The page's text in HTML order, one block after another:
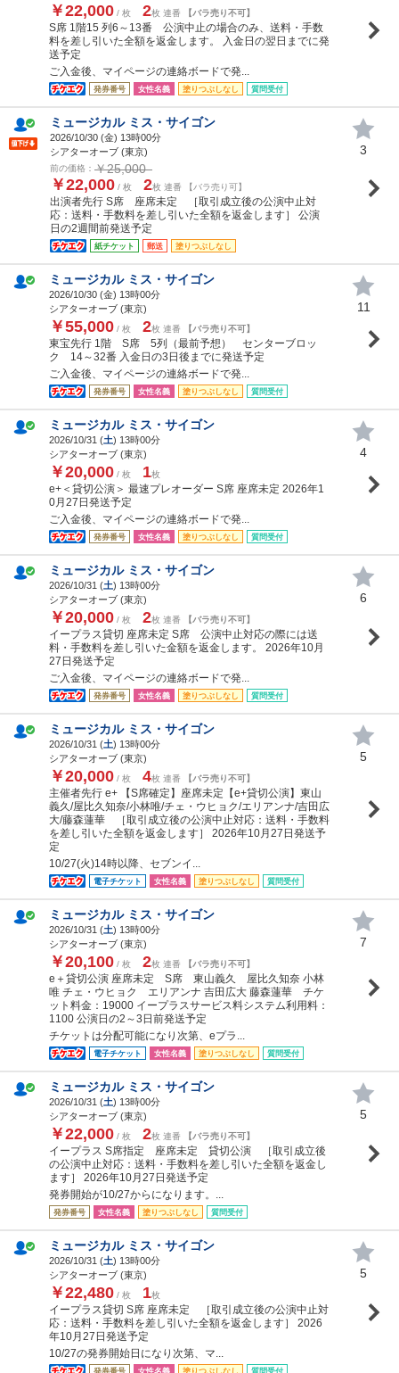
￥22,000 / 枚 2枚 連番 【バラ売り不可】
S席 1階15 列6～13番 公演中止の場合のみ、送料・手数
料を差し引いた全額を返金します。 入金日の翌日までに発
送予定
ご入金後、マイページの連絡ボードで発...
発券番号 女性名義 塗りつぶしなし 質問受付
ミュージカル ミス・サイゴン
2026/10/30 (金) 13時00分
シアターオーブ (東京)
前の価格： ￥25,000
￥22,000 / 枚 2枚 連番 【バラ売り可】
出演者先行 S席 座席未定 ［取引成立後の公演中止対
応：送料・手数料を差し引いた全額を返金します］ 公演
日の2週間前発送予定
紙チケット 郵送 塗りつぶしなし
3
ミュージカル ミス・サイゴン
2026/10/30 (金) 13時00分
シアターオーブ (東京)
￥55,000 / 枚 2枚 連番 【バラ売り不可】
東宝先行 1階 S席 5列（最前予想） センターブロッ
ク 14～32番 入金日の3日後までに発送予定
ご入金後、マイページの連絡ボードで発...
発券番号 女性名義 塗りつぶしなし 質問受付
11
ミュージカル ミス・サイゴン
2026/10/31 (土) 13時00分
シアターオーブ (東京)
￥20,000 / 枚 1枚
e+＜貸切公演＞ 最速プレオーダー S席 座席未定 2026年1
0月27日発送予定
ご入金後、マイページの連絡ボードで発...
発券番号 女性名義 塗りつぶしなし 質問受付
4
ミュージカル ミス・サイゴン
2026/10/31 (土) 13時00分
シアターオーブ (東京)
￥20,000 / 枚 2枚 連番 【バラ売り不可】
イープラス貸切 座席未定 S席 公演中止対応の際には送
料・手数料を差し引いた金額を返金します。 2026年10月
27日発送予定
ご入金後、マイページの連絡ボードで発...
発券番号 女性名義 塗りつぶしなし 質問受付
6
ミュージカル ミス・サイゴン
2026/10/31 (土) 13時00分
シアターオーブ (東京)
￥20,000 / 枚 4枚 連番 【バラ売り不可】
主催者先行 e+ 【S席確定】座席未定【e+貸切公演】東山
義久/屋比久知奈/小林唯/チェ・ウヒョク/エリアンナ/吉田広
大/藤森蓮華 ［取引成立後の公演中止対応：送料・手数料
を差し引いた全額を返金します］ 2026年10月27日発送予
定
10/27(火)14時以降、セブンイ...
電子チケット 女性名義 塗りつぶしなし 質問受付
5
ミュージカル ミス・サイゴン
2026/10/31 (土) 13時00分
シアターオーブ (東京)
￥20,100 / 枚 2枚 連番 【バラ売り不可】
e＋貸切公演 座席未定 S席 東山義久 屋比久知奈 小林
唯 チェ・ウヒョク エリアンナ 吉田広大 藤森蓮華 チケ
ット料金：19000 イープラスサービス料システム利用料：
1100 公演日の2～3日前発送予定
チケットは分配可能になり次第、eプラ...
電子チケット 女性名義 塗りつぶしなし 質問受付
7
ミュージカル ミス・サイゴン
2026/10/31 (土) 13時00分
シアターオーブ (東京)
￥22,000 / 枚 2枚 連番 【バラ売り不可】
イープラス S席指定 座席未定 貸切公演 ［取引成立後
の公演中止対応：送料・手数料を差し引いた全額を返金し
ます］ 2026年10月27日発送予定
発券開始が10/27からになります。...
発券番号 女性名義 塗りつぶしなし 質問受付
5
ミュージカル ミス・サイゴン
2026/10/31 (土) 13時00分
シアターオーブ (東京)
￥22,480 / 枚 1枚
イープラス貸切 S席 座席未定 ［取引成立後の公演中止対
応：送料・手数料を差し引いた全額を返金します］ 2026
年10月27日発送予定
10/27の発券開始日になり次第、マ...
発券番号 女性名義 塗りつぶしなし 質問受付
5